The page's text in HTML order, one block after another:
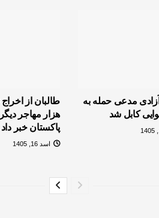
مدعی حمله به
کابل شد
طالبان از
هزار مهاجر
پاکستان خبر داد
اسد 16, 1405